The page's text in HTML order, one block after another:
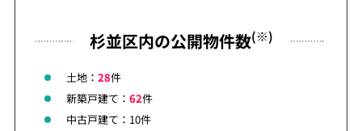
杉並区内の公開物件数(※)
土地： 28件
新築戸建て： 62件
中古戸建て：10件